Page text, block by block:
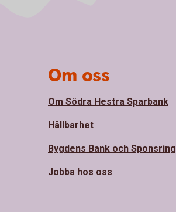
Om oss
Om Södra Hestra Sparbank
Hållbarhet
Bygdens Bank och Sponsring
Jobba hos oss